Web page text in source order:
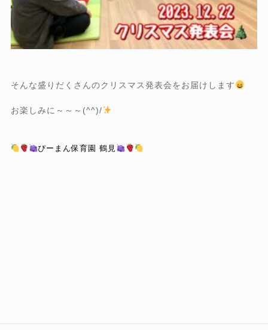
そんな盛りだくさんのクリスマス発表会をお届けします
お楽しみに～～～(^^)/
ぴーまん保育園 鶴見